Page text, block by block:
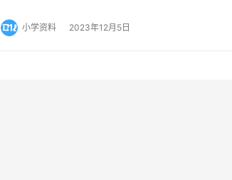
小学资料 2023年12月5日